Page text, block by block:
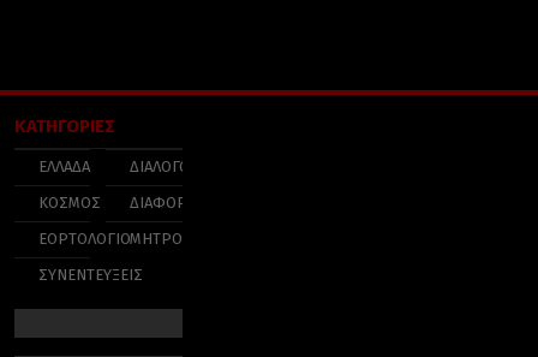
ΚΑΤΗΓΟΡΙΕΣ
ΕΛΛΑΔΑ
ΚΟΣΜΟΣ
ΕΟΡΤΟΛΟΓΙΟ
ΣΥΝΕΝΤΕΥΞΕΙΣ
ΔΙΑΛΟΓΟΣ
ΔΙΑΦΟΡΑ
ΜΗΤΡΟΠΟΛΕΙΣ